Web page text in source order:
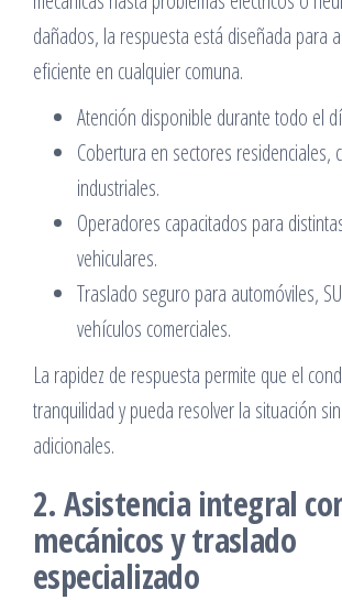
dañados, la respuesta está diseñada para
eficiente en cualquier comuna.
Atención disponible durante todo el
Cobertura en sectores residenciales,
industriales.
Operadores capacitados para
vehiculares.
Traslado seguro para automóviles,
vehículos comerciales.
La rapidez de respuesta permite que el
tranquilidad y pueda resolver la situación
adicionales.
2. Asistencia integral
mecánicos y traslado
especializado